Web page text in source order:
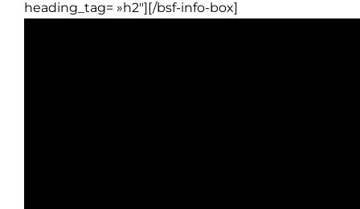
heading_tag= »h2″][/bsf-info-box]